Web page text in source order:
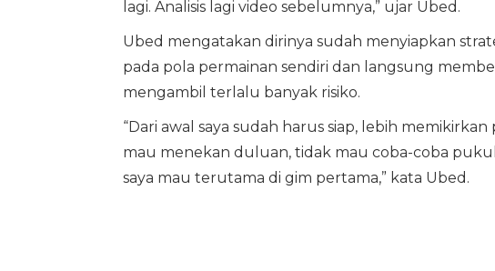
lagi. Analisis lagi video sebelumnya,” ujar Ubed.
Ubed mengatakan dirinya sudah menyiapkan
pada pola permainan sendiri dan langsung
mengambil terlalu banyak risiko.
“Dari awal saya sudah harus siap, lebih
mau menekan duluan, tidak mau coba-coba
saya mau terutama di gim pertama,” kata Ubed.